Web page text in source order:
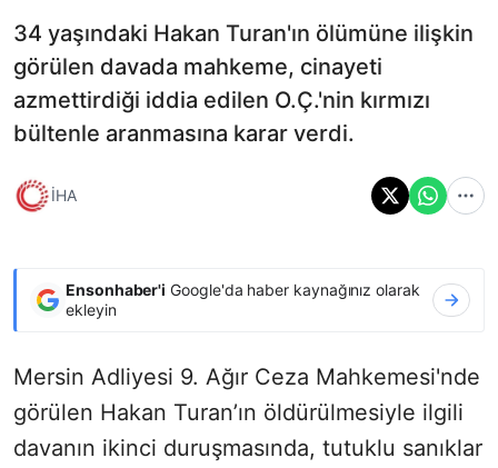
34 yaşındaki Hakan Turan'ın ölümüne ilişkin
görülen davada mahkeme, cinayeti
azmettirdiği iddia edilen O.Ç.'nin kırmızı
bültenle aranmasına karar verdi.
İHA
Ensonhaber'i Google'da haber kaynağınız olarak
ekleyin
Mersin Adliyesi 9. Ağır Ceza Mahkemesi'nde
görülen Hakan Turan’ın öldürülmesiyle ilgili
davanın ikinci duruşmasında, tutuklu sanıklar